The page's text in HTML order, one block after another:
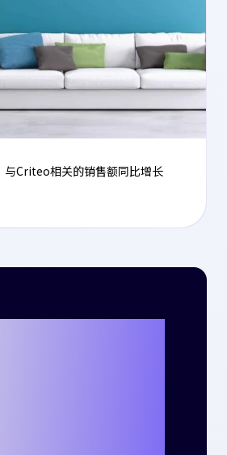
与Criteo相关的销售额同比增长